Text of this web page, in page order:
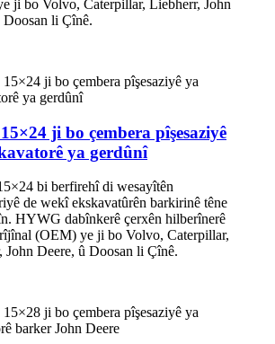
ji bo Volvo, Caterpillar, Liebherr, John
Doosan li Çînê.
ji bo çembera pîşesaziyê
ya gerdûnî
bi berfirehî di wesayîtên
de wekî ekskavatûrên barkirinê têne
HYWG dabînkerê çerxên hilberînerê
(OEM) ye ji bo Volvo, Caterpillar,
John Deere, û Doosan li Çînê.